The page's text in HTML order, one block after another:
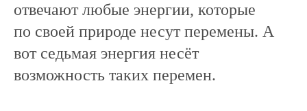
отвечают любые энергии, которые
по своей природе несут перемены. А
вот седьмая энергия несёт
возможность таких перемен.